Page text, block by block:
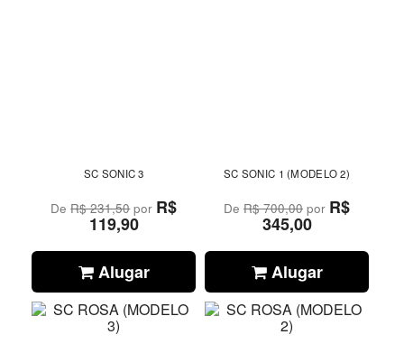
SC SONIC 3
DeR$ 231,50por R$
119,90
Alugar
SC SONIC 1 (MODELO 2)
DeR$ 700,00 por R$
345,00
Alugar